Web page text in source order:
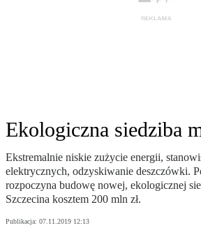
Ekologiczna siedziba
Ekstremalnie niskie zużycie energii,
elektrycznych, odzyskiwanie deszczówki.
rozpoczyna budowę nowej, ekologicznej
Szczecina kosztem 200 mln zł.
Publikacja: 07.11.2019 12:13